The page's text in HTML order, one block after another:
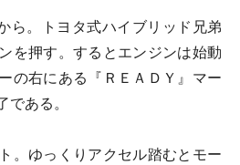
ら。トヨタ式ハイブリッド兄弟
を押す。するとエンジンは始動
の右にある『ＲＥＡＤＹ』マー
である。
。ゆっくりアクセル踏むとモー